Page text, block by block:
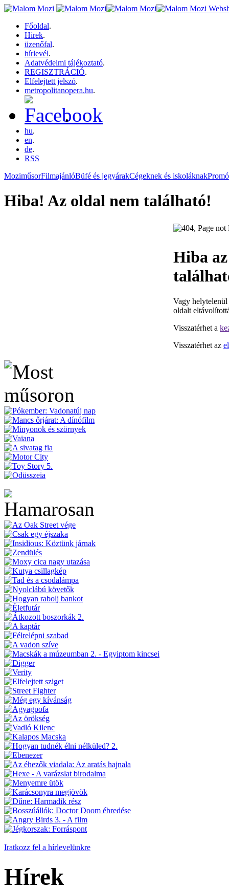
Főoldal.
Hirek.
üzenőfal.
hírlevél.
Adatvédelmi tájékoztató.
REGISZTRÁCIÓ.
Elfelejtett jelszó.
metropolitanopera.hu.
.
hu.
en.
de.
RSS
MoziműsorFilmajánlóBüfé és jegyárakCégeknek és iskoláknak
Hiba! Az oldal nem található!
Hiba
Vagy
oldalt
Visszatérhet a
Visszatérhet az
Iratkozz fel a hírlevelünkre
Hírek